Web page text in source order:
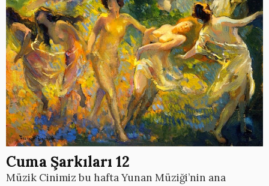
Cuma Şarkıları 12
Müzik Cinimiz bu hafta Yunan Müziği’nin ana